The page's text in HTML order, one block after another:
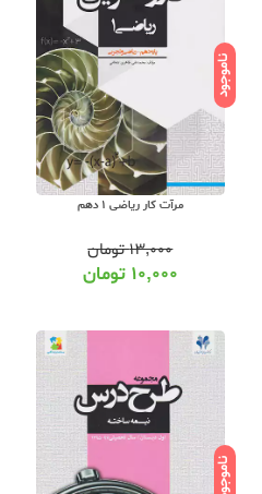
ناموجود
مرآت کار ریاضی 1 دهم
۱۳,۰۰۰تومان
۱۰,۰۰۰ تومان
ناموجود